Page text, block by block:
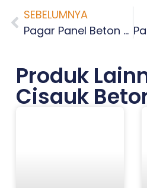
SEBELUMNYA
Pagar Panel Beton Terdekat Kecamatan Serang Kota Serang
Produk
Cisauk